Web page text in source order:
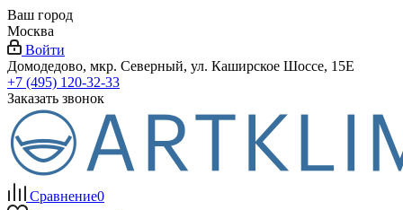
Ваш город
Москва
Войти
Домодедово, мкр. Северный, ул. Каширское Шоссе, 15Е
+7 (495) 120-32-33
Заказать звонок
Сравнение0